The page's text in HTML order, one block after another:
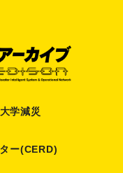
学減災
ー(CERD)